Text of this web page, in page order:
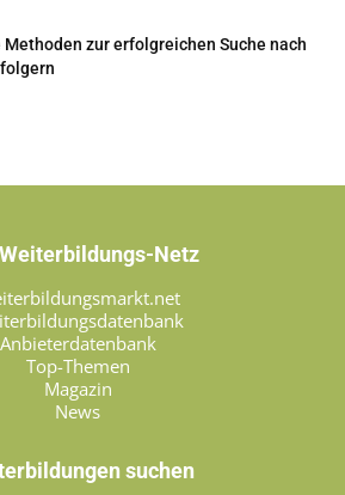
Methoden zur erfolgreichen Suche nach
Netz
Anbieterdatenbank
Top-Themen
Magazin
News
suchen